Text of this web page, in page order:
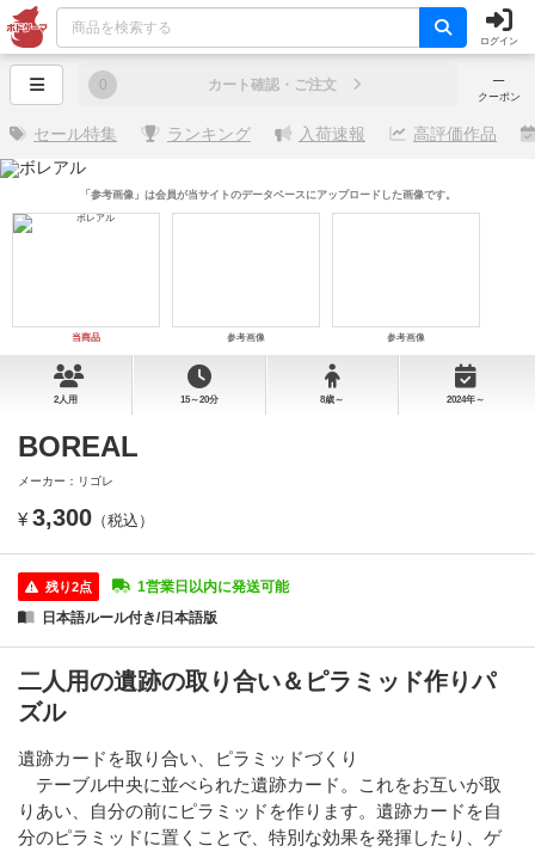
ログイン
─
クーポン
0 カート確認・ご注文
セール特集 ランキング 入荷速報 高評価作品
当商品 参考画像 参考画像
「参考画像」は会員が当サイトのデータベースにアップロードした画像です。
2人用 15～20分 8歳～ 2024年～
BOREAL
メーカー：リゴレ
¥ 3,300 （税込）
残り2点
1営業日以内に発送可能
日本語ルール付き/日本語版
二人用の遺跡の取り合い＆ピラミッド作りパ
ズル
遺跡カードを取り合い、ピラミッドづくり
テーブル中央に並べられた遺跡カード。これをお互いが取
りあい、自分の前にピラミッドを作ります。遺跡カードを自
分のピラミッドに置くことで、特別な効果を発揮したり、ゲ